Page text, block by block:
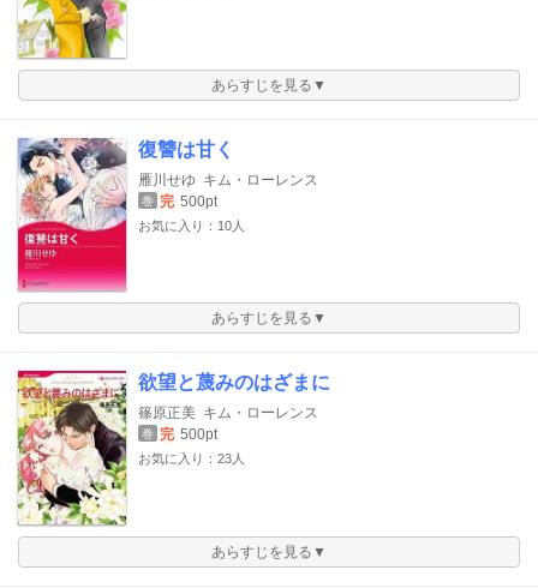
あらすじを見る▼
復讐は甘く
雁川せゆ キム・ローレンス
巻 完 500pt
お気に入り：10人
あらすじを見る▼
欲望と蔑みのはざまに
篠原正美 キム・ローレンス
巻 完 500pt
お気に入り：23人
あらすじを見る▼